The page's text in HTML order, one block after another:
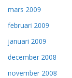
mars 2009
februari 2009
januari 2009
december 2008
november 2008